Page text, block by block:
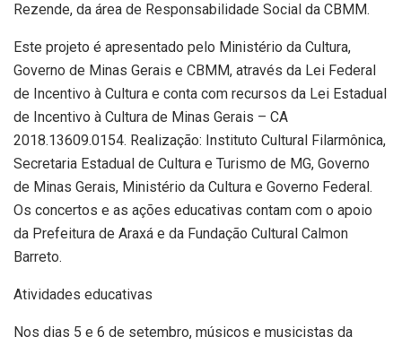
Rezende, da área de Responsabilidade Social da CBMM.
Este projeto é apresentado pelo Ministério da Cultura,
Governo de Minas Gerais e CBMM, através da Lei Federal
de Incentivo à Cultura e conta com recursos da Lei Estadual
de Incentivo à Cultura de Minas Gerais – CA
2018.13609.0154. Realização: Instituto Cultural Filarmônica,
Secretaria Estadual de Cultura e Turismo de MG, Governo
de Minas Gerais, Ministério da Cultura e Governo Federal.
Os concertos e as ações educativas contam com o apoio
da Prefeitura de Araxá e da Fundação Cultural Calmon
Barreto.
Atividades educativas
Nos dias 5 e 6 de setembro, músicos e musicistas da